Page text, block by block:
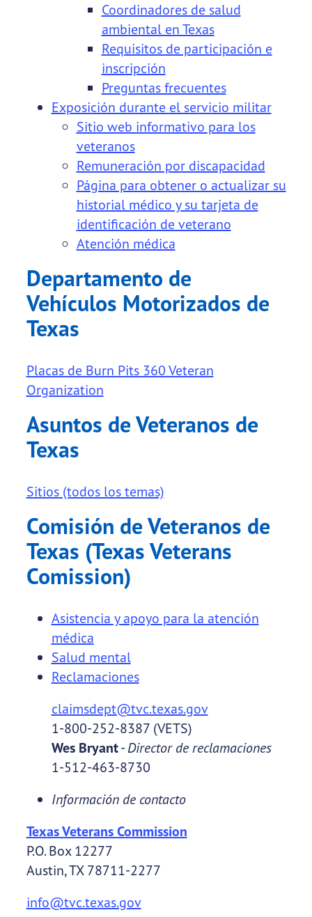
Coordinadores de salud
ambiental en Texas
Requisitos de participación e
inscripción
Preguntas frecuentes
Exposición durante el servicio militar
Sitio web informativo para los
veteranos
Remuneración por discapacidad
Página para obtener o actualizar su
historial médico y su tarjeta de
identificación de veterano
Atención médica
Departamento de
Vehículos Motorizados de
Texas
Placas de Burn Pits 360 Veteran
Organization
Asuntos de Veteranos de
Texas
Sitios (todos los temas)
Comisión de Veteranos de
Texas (Texas Veterans
Comission)
Asistencia y apoyo para la atención
médica
Salud mental
Reclamaciones
claimsdept@tvc.texas.gov
1-800-252-8387 (VETS)
Wes Bryant- Director de reclamaciones
1-512-463-8730
Información de contacto
Texas Veterans Commission
P.O. Box 12277
Austin, TX 78711-2277
info@tvc.texas.gov